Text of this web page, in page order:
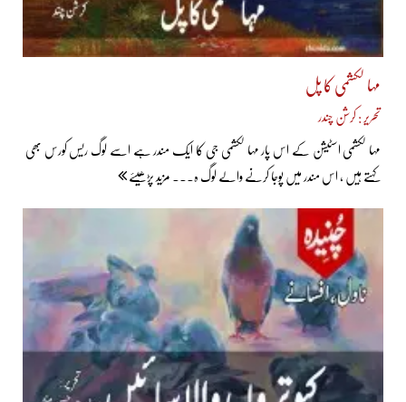
مہا لکشمی کا پل
تحریر : کرشن چندر
مہا لکشمی اسٹیشن کے اس پار مہا لکشمی جی کا ایک مندر ہے اسے لوگ ریس کورس بھی
کہتے ہیں ، اس مندر میں پوجا کرنے والے لوگ ہ... مزید پڑھیئے